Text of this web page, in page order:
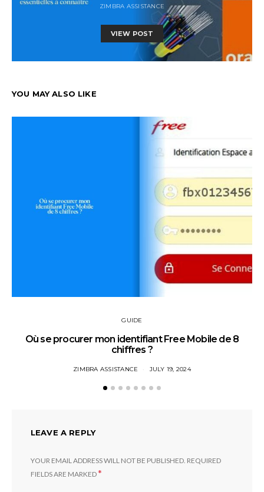
ZIMBRA ASSISTANCE
VIEW POST
YOU MAY ALSO LIKE
GUIDE
Où se procurer mon identifiant Free Mobile de 8
chiffres ?
ZIMBRA ASSISTANCE JULY 19, 2024
LEAVE A REPLY
YOUR EMAIL ADDRESS WILL NOT BE PUBLISHED. REQUIRED
FIELDS ARE MARKED*